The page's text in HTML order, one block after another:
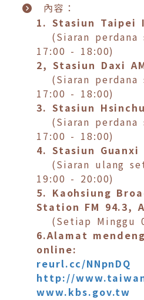
內容：
1. Stasiun Taipei
(Siaran
17:00 - 18:00)
2, Stasiun Daxi
(Siaran
17:00 - 18:00)
3. Stasiun
(Siaran
17:00 - 18:00)
4. Stasiun Guanxi
(Siaran ulang
19:00 - 20:00)
5. Kaohsiung
Station FM 94.3,
(Setiap Minggu
6.Alamat
online:
reurl.cc/NNpnDQ
http://
www.kbs.gov.tw